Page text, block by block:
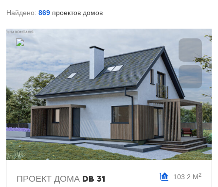
Найдено: 869 проектов домов
ПРОЕКТ ДОМА DB 31 103.2 М2